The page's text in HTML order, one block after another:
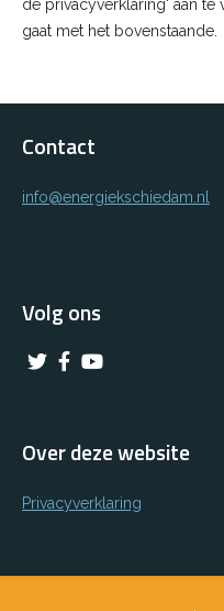
de privacyverklaring' aan te
gaat met het bovenstaande.
Contact
info@energiekschiedam.nl
Volg ons
Over deze website
Privacyverklaring